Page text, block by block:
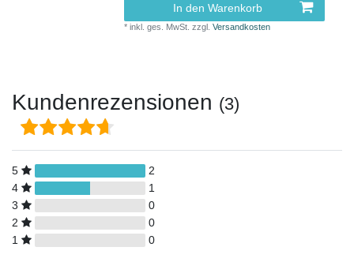
In den Warenkorb
*inkl. ges. MwSt. zzgl.Versandkosten
Kundenrezensionen (3)
5
2
4
1
3
0
2
0
1
0